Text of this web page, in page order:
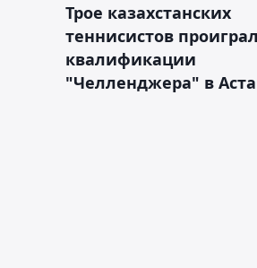
Трое казахстанских
теннисистов
квалификации
"Челленджера" в